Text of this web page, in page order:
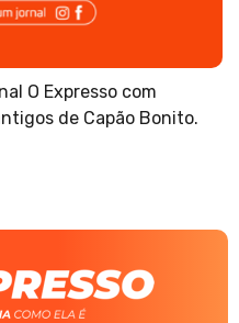
O Expresso com
de Capão Bonito.